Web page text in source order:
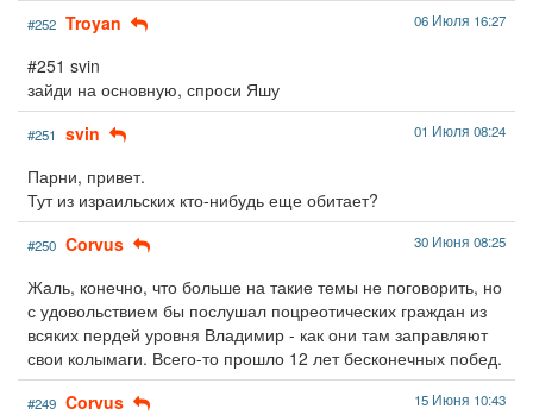
#252 Troyan 06 Июля 16:27
#251 svin
зайди на основную, спроси Яшу
#251 svin 01 Июля 08:24
Парни, привет.
Тут из израильских кто-нибудь еще обитает?
#250 Corvus 30 Июня 08:25
Жаль, конечно, что больше на такие темы не поговорить, но
с удовольствием бы послушал поцреотических граждан из
всяких пердей уровня Владимир - как они там заправляют
свои колымаги. Всего-то прошло 12 лет бесконечных побед.
#249 Corvus 15 Июня 10:43